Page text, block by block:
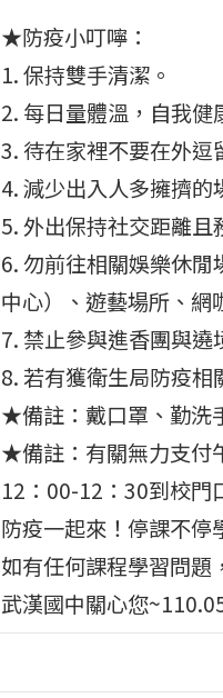
★防疫小叮嚀：
1. 保持雙手清潔。
2. 每日量體溫，自我健
3. 待在家裡不要在外逗
4. 減少出入人多擁擠
5. 外出保持社交距離且
6. 勿前往相關娛樂休
中心）、遊藝場所、網
7. 禁止參與進香團與
8. 若有獲衛生局防疫
★備註：戴口罩、勤洗
★備註：有關無力支付
12：00-12：30到校門
防疫一起來！停課不停
如有任何課程學習問
武漢國中關心您